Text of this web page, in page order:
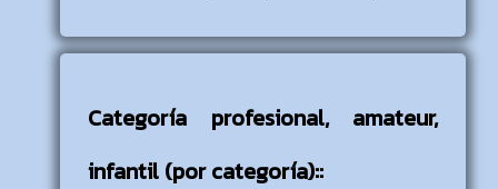
Categoría profesional, amateur,
infantil (por categoría)::